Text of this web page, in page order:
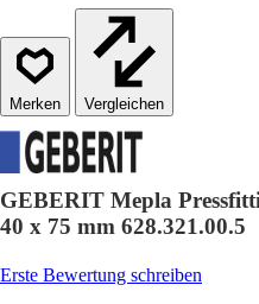
Vergleichen
GEBERIT Mepla
40 x 75 mm 628.321.00.5
Erste Bewertung schreiben